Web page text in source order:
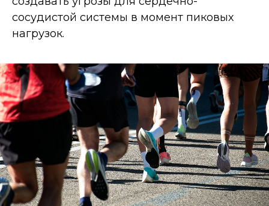
сосудистой системы в момент пиковых
нагрузок.